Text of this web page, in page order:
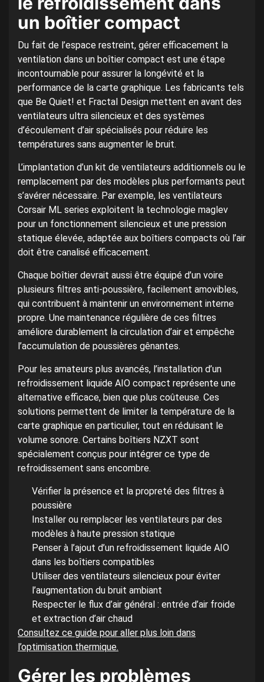
un boîtier compact
Du fait de l’espace restreint, gérer efficacement la
ventilation dans un boîtier compact est une étape
incontournable pour assurer la longévité et la
performance de la carte graphique. Les fabricants tels
que Be Quiet! et Fractal Design mettent en avant des
ventilateurs ultra silencieux et des systèmes
d’écoulement d’air spécialisés pour réduire les
températures sans augmenter le bruit.
L’implantation d’un kit de ventilateurs additionnels ou le
remplacement par des modèles plus performants peut
s’avérer nécessaire. Par exemple, les ventilateurs
Corsair ML series exploitent la technologie maglev
pour un fonctionnement silencieux et une pression
statique élevée, adaptée aux boîtiers compacts où l’air
doit être canalisé efficacement.
Chaque boîtier devrait aussi être équipé d’un voire
plusieurs filtres anti-poussière, facilement amovibles,
qui contribuent à maintenir un environnement interne
propre. Une maintenance régulière de ces filtres
améliore durablement la circulation d’air et empêche
l’accumulation de poussières gênantes.
Pour les amateurs plus avancés, l’installation d’un
refroidissement liquide AIO compact représente une
alternative efficace, bien que plus coûteuse. Ces
solutions permettent de limiter la température de la
carte graphique en particulier, tout en réduisant le
volume sonore. Certains boîtiers NZXT sont
spécialement conçus pour intégrer ce type de
refroidissement sans encombre.
Vérifier la présence et la propreté des filtres à
poussière
Installer ou remplacer les ventilateurs par des
modèles à haute pression statique
Penser à l’ajout d’un refroidissement liquide AIO
dans les boîtiers compatibles
Utiliser des ventilateurs silencieux pour éviter
l’augmentation du bruit ambiant
Respecter le flux d’air général : entrée d’air froide
et extraction d’air chaud
Consultez ce guide pour aller plus loin dans
l’optimisation thermique.
Gérer les problèmes